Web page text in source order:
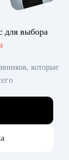
для выбора
которые